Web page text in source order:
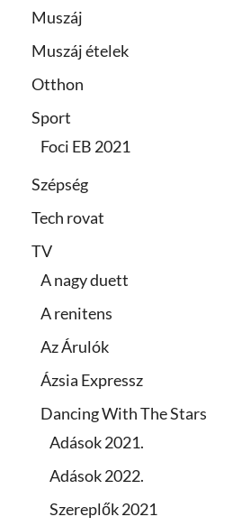
Muszáj
Muszáj ételek
Otthon
Sport
Foci EB 2021
Szépség
Tech rovat
TV
A nagy duett
A renitens
Az Árulók
Ázsia Expressz
Dancing With The Stars
Adások 2021.
Adások 2022.
Szereplők 2021